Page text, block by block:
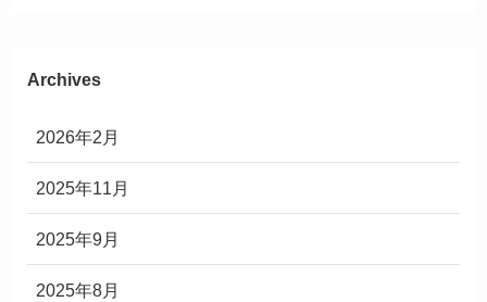
Archives
2026年2月
2025年11月
2025年9月
2025年8月